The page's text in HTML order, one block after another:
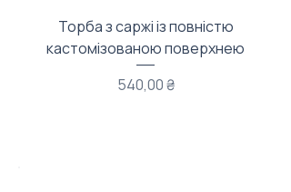
Торба з саржі із повністю
кастомізованою поверхнею
Ціна
540,00 ₴